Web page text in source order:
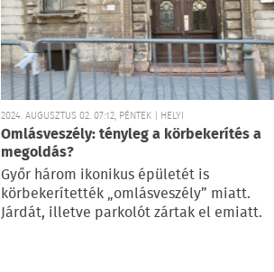
2024. AUGUSZTUS 02. 07:12, PÉNTEK | HELYI
Omlásveszély: tényleg a körbekerítés a
megoldás?
Győr három ikonikus épületét is
körbekerítették „omlásveszély” miatt.
Járdát, illetve parkolót zártak el emiatt.